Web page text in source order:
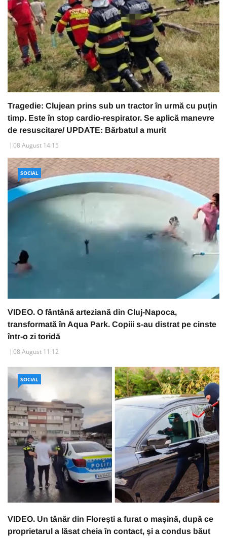
Tragedie: Clujean prins sub un tractor în urmă cu puțin
timp. Este în stop cardio-respirator. Se aplică manevre
de resuscitare/ UPDATE: Bărbatul a murit
08 August 14:15
SOCIAL
VIDEO. O fântână arteziană din Cluj-Napoca,
transformată în Aqua Park. Copiii s-au distrat pe cinste
într-o zi toridă
08 August 11:12
SOCIAL
VIDEO. Un tânăr din Florești a furat o mașină, după ce
proprietarul a lăsat cheia în contact, și a condus băut